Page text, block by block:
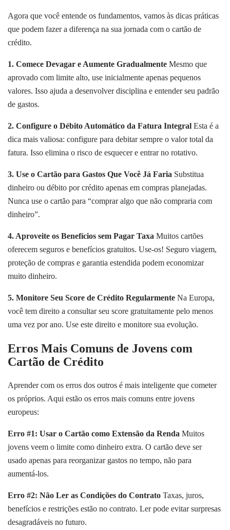
Agora que você entende os fundamentos, vamos às dicas práticas
que podem fazer a diferença na sua jornada com o cartão de
crédito.
1. Comece Devagar e Aumente Gradualmente Mesmo que
aprovado com limite alto, use inicialmente apenas pequenos
valores. Isso ajuda a desenvolver disciplina e entender seu padrão
de gastos.
2. Configure o Débito Automático da Fatura Integral Esta é a
dica mais valiosa: configure para debitar sempre o valor total da
fatura. Isso elimina o risco de esquecer e entrar no rotativo.
3. Use o Cartão para Gastos Que Você Já Faria Substitua
dinheiro ou débito por crédito apenas em compras planejadas.
Nunca use o cartão para “comprar algo que não compraria com
dinheiro”.
4. Aproveite os Benefícios sem Pagar Taxa Muitos cartões
oferecem seguros e benefícios gratuitos. Use-os! Seguro viagem,
proteção de compras e garantia estendida podem economizar
muito dinheiro.
5. Monitore Seu Score de Crédito Regularmente Na Europa,
você tem direito a consultar seu score gratuitamente pelo menos
uma vez por ano. Use este direito e monitore sua evolução.
Erros Mais Comuns de Jovens com
Cartão de Crédito
Aprender com os erros dos outros é mais inteligente que cometer
os próprios. Aqui estão os erros mais comuns entre jovens
europeus:
Erro #1: Usar o Cartão como Extensão da Renda Muitos
jovens veem o limite como dinheiro extra. O cartão deve ser
usado apenas para reorganizar gastos no tempo, não para
aumentá-los.
Erro #2: Não Ler as Condições do Contrato Taxas, juros,
benefícios e restrições estão no contrato. Ler pode evitar surpresas
desagradáveis no futuro.